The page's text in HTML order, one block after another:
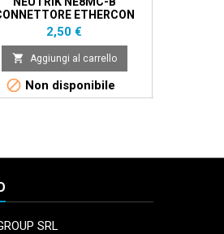
ETHERCON
Prezzo
2,50 €
 Aggiungi al carrello
 Non disponibile
SRL